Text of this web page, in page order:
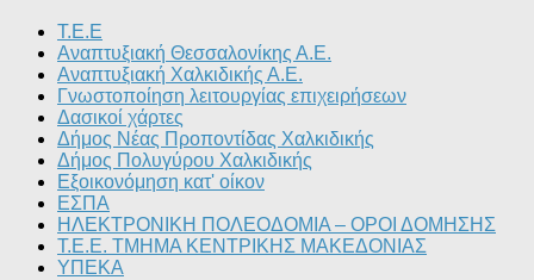
T.E.E
Αναπτυξιακή Θεσσαλονίκης Α.Ε.
Αναπτυξιακή Χαλκιδικής Α.Ε.
Γνωστοποίηση λειτουργίας επιχειρήσεων
Δασικοί χάρτες
Δήμος Νέας Προποντίδας Χαλκιδικής
Δήμος Πολυγύρου Χαλκιδικής
Εξοικονόμηση κατ' οίκον
ΕΣΠΑ
ΗΛΕΚΤΡΟΝΙΚΗ ΠΟΛΕΟΔΟΜΙΑ – ΟΡΟΙ ΔΟΜΗΣΗΣ
Τ.Ε.Ε. ΤΜΗΜΑ ΚΕΝΤΡΙΚΗΣ ΜΑΚΕΔΟΝΙΑΣ
ΥΠΕΚΑ